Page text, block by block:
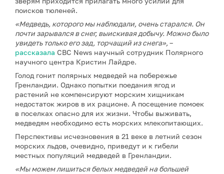
поисков тюленей.
«Медведь, которого мы наблюдали, очень старался. Он
почти зарывался в снег, выискивая добычу. Можно было
увидеть только его зад, торчащий из снега», –
рассказала CBC News научный сотрудник Полярного
научного центра Кристин Лайдре.
Голод гонит полярных медведей на побережье
Гренландии. Однако попытки поедания ягод и
растений не компенсируют морским хищникам
недостаток жиров в их рационе. А посещение помоек
в поселках опасно для их жизни. Чтобы выживать,
медведям необходимо есть морских млекопитающих.
Перспективы исчезновения в 21 веке в летний сезон
морских льдов, очевидно, приведут и к гибели
местных популяций медведей в Гренландии.
«Мы можем лишиться белых медведей на большей